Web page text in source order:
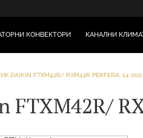
КОНВЕКТОРИ КАНАЛНИ
DAIKIN FTXM42R/ RXM42R PERFERA, 14 000